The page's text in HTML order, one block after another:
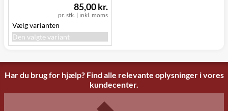
pr. stk. | inkl. moms
85,00 kr.
Vælg varianten
Den valgte variant
Har du brug for hjælp? Find alle relevante oplysninger i vores
kundecenter.